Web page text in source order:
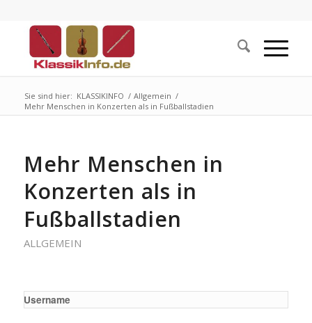
Sie sind hier: KLASSIKINFO / Allgemein /
Mehr Menschen in Konzerten als in Fußballstadien
Mehr Menschen in
Konzerten als in
Fußballstadien
ALLGEMEIN
Username